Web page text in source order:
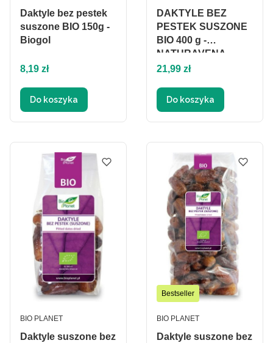
Daktyle bez pestek
suszone BIO 150g -
Biogol
Cena
8,19 zł
Do koszyka
DAKTYLE BEZ
PESTEK SUSZONE
BIO 400 g -
NATURAVENA
Cena
21,99 zł
Do koszyka
Daktyle suszone bez
PRODUCENT
BIO PLANET
Bestseller
Daktyle suszone bez
PRODUCENT
BIO PLANET